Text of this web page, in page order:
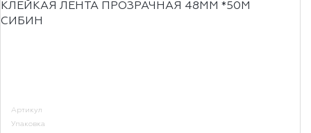
КЛЕЙКАЯ ЛЕНТА ПРОЗРАЧНАЯ 48ММ *50М
СИБИН
Артикул
Упаковка